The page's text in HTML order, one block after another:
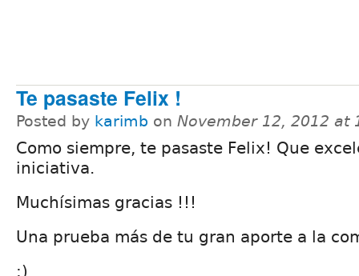
Te pasaste Felix !
Posted by karimb on November 12, 2012 at
Como siempre, te pasaste Felix! Que
iniciativa.
Muchísimas gracias !!!
Una prueba más de tu gran aporte a la
;)